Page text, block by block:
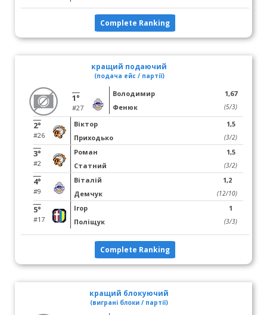
Complete Ranking
кращий подаючий
(подача ейс / партії)
1°
#27
Володимир
Фенюк
1,67
(5/3)
2°
#26
Віктор
Приходько
1,5
(3/2)
3°
#2
Роман
Статний
1,5
(3/2)
4°
#9
Віталій
Демчук
1,2
(12/10)
5°
#17
Ігор
Поліщук
1
(3/3)
Complete Ranking
кращий блокуючий
(виграні блоки / партії)